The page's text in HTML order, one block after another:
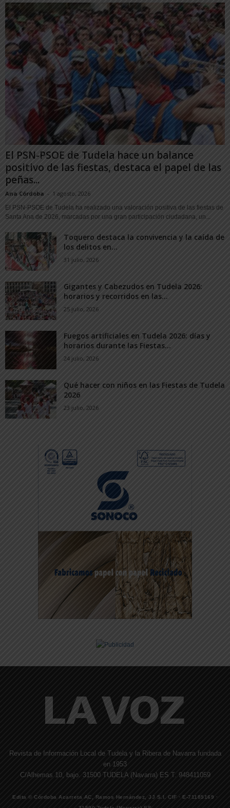
El PSN-PSOE de Tudela hace un balance
positivo de las fiestas, destaca el papel de las
peñas...
Ana Córdoba - 1 agosto, 2026
El PSN-PSOE de Tudela ha realizado una valoración positiva de las fiestas de
Santa Ana de 2026, marcadas por una gran participación ciudadana, un...
Toquero destaca la convivencia y la caída de
los delitos en...
31 julio, 2026
Gigantes y Cabezudos en Tudela 2026:
horarios y recorridos en las...
25 julio, 2026
Fuegos artificiales en Tudela 2026: días y
horarios durante las Fiestas...
24 julio, 2026
Qué hacer con niños en las Fiestas de Tudela
2026
23 julio, 2026
Revista de Información Local de Tudela y la Ribera de Navarra fundada
en 1953
C/Alhemas 10, bajo. 31500 TUDELA (Navarra) ES T. 948411059
Edita © Córdoba Acarreta AC, Ramos Hernández, JJ S.I. CIF · E-71185169 ·